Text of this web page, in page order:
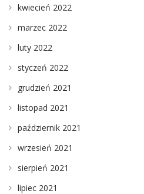
kwiecień 2022
marzec 2022
luty 2022
styczeń 2022
grudzień 2021
listopad 2021
październik 2021
wrzesień 2021
sierpień 2021
lipiec 2021